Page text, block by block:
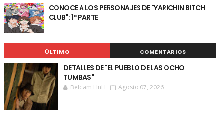
CONOCE A LOS PERSONAJES DE "YARICHIN BITCH
CLUB": 1ª PARTE
ÚLTIMO COMENTARIOS
DETALLES DE "EL PUEBLO DE LAS OCHO
TUMBAS"
Beldam HnH Agosto 07, 2026